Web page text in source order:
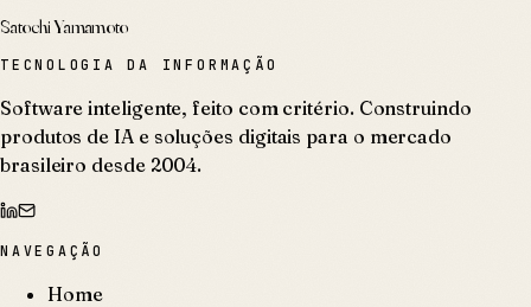
Satochi Yamamoto
TECNOLOGIA DA INFORMAÇÃO
Software inteligente, feito com critério. Construindo
produtos de IA e soluções digitais para o mercado
brasileiro desde 2004.
NAVEGAÇÃO
Home